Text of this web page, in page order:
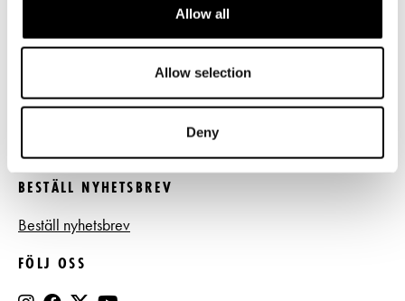
Allow all
Allow selection
Deny
Press
Register- och dataskyddsbeskrivning
BESTÄLL NYHETSBREV
Beställ nyhetsbrev
FÖLJ OSS